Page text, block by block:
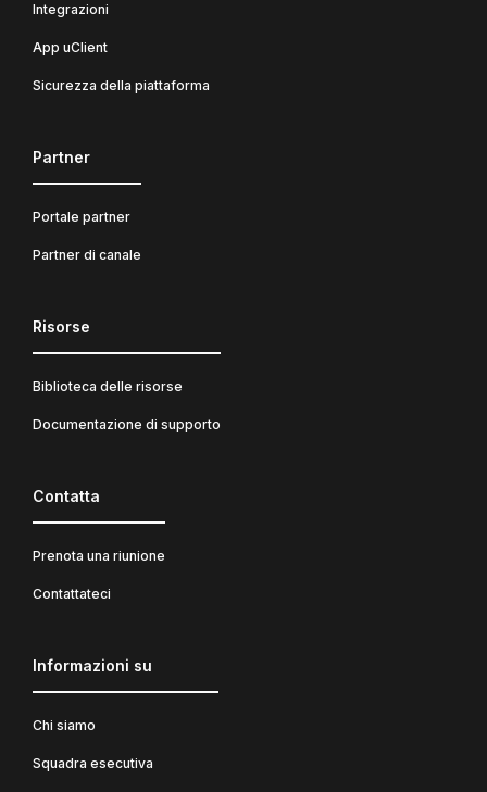
Integrazioni
App uClient
Sicurezza della piattaforma
Partner
Portale partner
Partner di canale
Risorse
Biblioteca delle risorse
Documentazione di supporto
Contatta
Prenota una riunione
Contattateci
Informazioni su
Chi siamo
Squadra esecutiva